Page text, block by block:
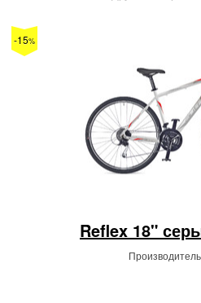
-15%
Reflex 18"